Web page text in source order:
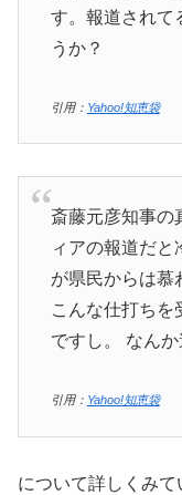
す。報道されて
うか？
引用： Yahoo!知恵袋
斎藤元彦知事の
ィアの報道だと
が県民からは慕
こんな仕打ちを
ですし。 なん
引用： Yahoo!知恵袋
について詳しくみて